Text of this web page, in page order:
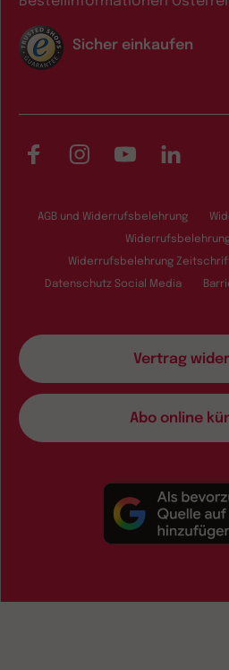
Sicher einkaufen
FacebookInstagramYouTubeLinkedIn
AGB und Widerrufsbelehrung
Widerrufsbelehrung
Datenschutz Social Media
Vertrag
Abo online